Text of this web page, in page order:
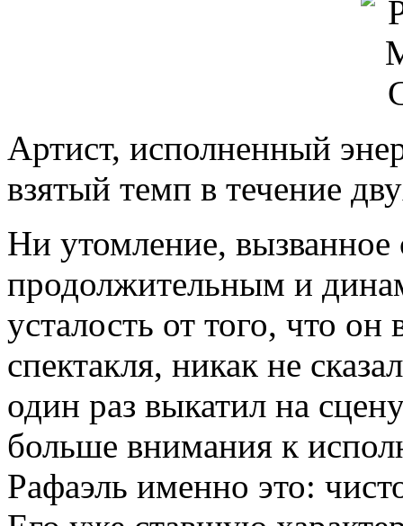
Артист, исполненный
взятый темп в течение
Ни утомление, вызванное
продолжительным и
усталость от того, что он
спектакля, никак не
один раз выкатил на
больше внимания к
Рафаэль именно это: